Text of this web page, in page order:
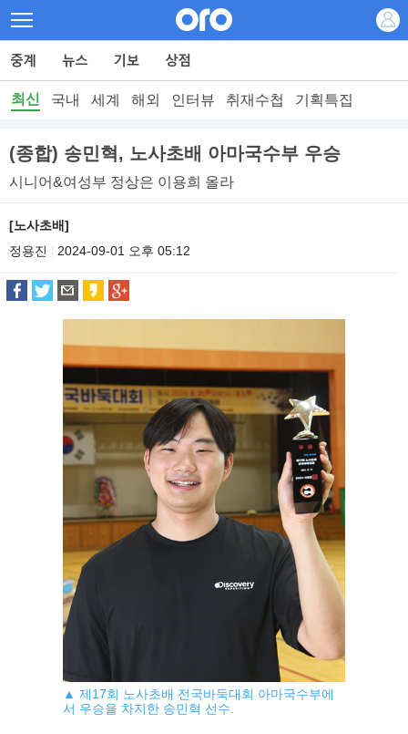
최신 국내 세계 해외 인터뷰 취재수첩 기획특집
(종합) 송민혁, 노사초배 아마국수부 우승
시니어&여성부 정상은 이용희 올라
[노사초배]
정용진
2024-09-01 오후 05:12
▲ 제17회 노사초배 전국바둑대회 아마국수부에
서 우승을 차지한 송민혁 선수.